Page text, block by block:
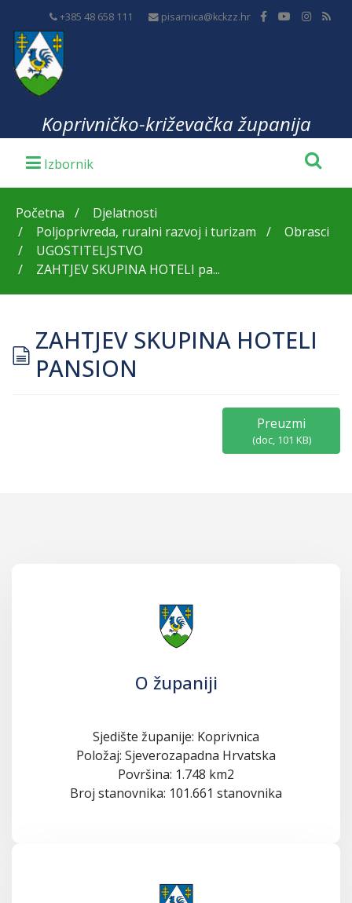
+385 48 658 111 pisarnica@kckzz.hr
Koprivničko-križevačka županija
Početna
Djelatnosti
Poljoprivreda, ruralni razvoj i turizam
Obrasci
UGOSTITELJSTVO
ZAHTJEV SKUPINA HOTELI pa...
document
ZAHTJEV SKUPINA HOTELI
PANSION
Preuzmi
(doc, 101 KB)
O županiji
Sjedište županije: Koprivnica
Položaj: Sjeverozapadna Hrvatska
Površina: 1.748 km2
Broj stanovnika: 101.661 stanovnika